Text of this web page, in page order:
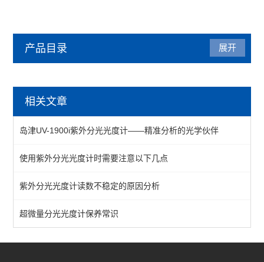
产品目录
纳米粒度仪
水份测定仪
空气质量检测仪
溶解氧测定仪
自动化工作站
展开
相关文章
​​岛津UV-1900i紫外分光光度计——精准分析的光学伙伴​
使用紫外分光光度计时需要注意以下几点
紫外分光光度计读数不稳定的原因分析
超微量分光光度计保养常识